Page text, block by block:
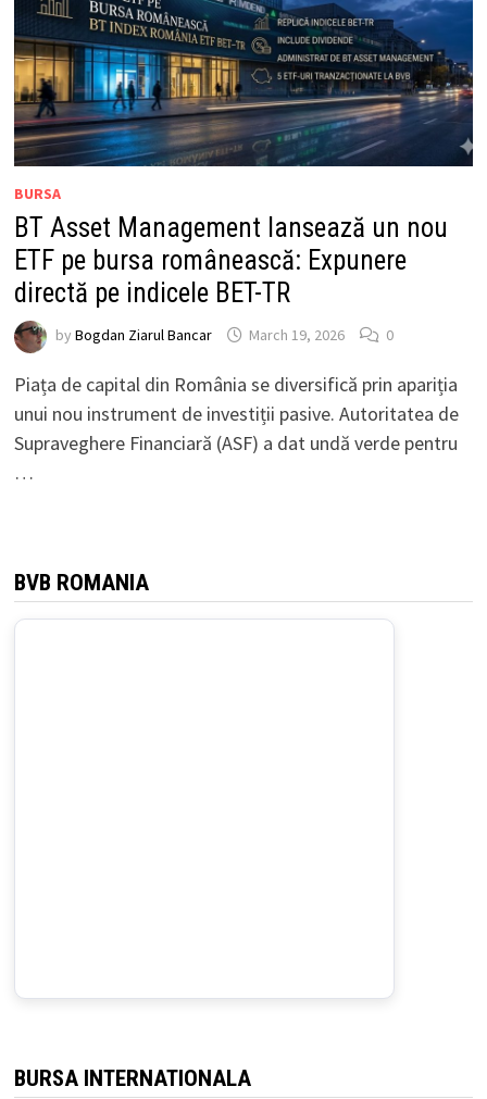
BURSA
BT Asset Management lansează un nou
ETF pe bursa românească: Expunere
directă pe indicele BET-TR
by Bogdan Ziarul Bancar March 19, 2026 0
Piața de capital din România se diversifică prin apariția
unui nou instrument de investiții pasive. Autoritatea de
Supraveghere Financiară (ASF) a dat undă verde pentru
…
BVB ROMANIA
BURSA INTERNATIONALA